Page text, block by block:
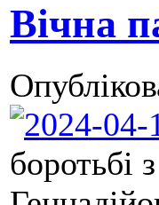
Вічна
боротьбі